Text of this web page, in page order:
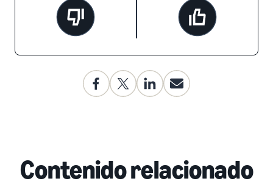
Contenido relacionado